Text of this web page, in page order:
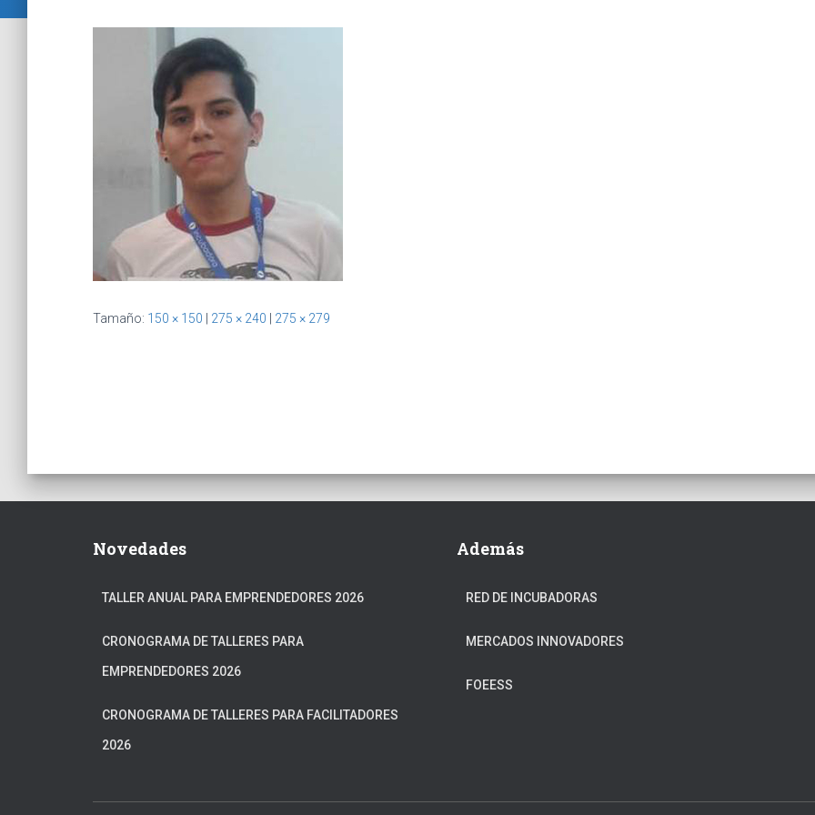
Tamaño: 150 × 150 275 × 240 275 × 279
Novedades
TALLER ANUAL PARA EMPRENDEDORES 2026
CRONOGRAMA DE TALLERES PARA
EMPRENDEDORES 2026
CRONOGRAMA DE TALLERES PARA FACILITADORES
2026
Además
RED DE INCUBADORAS
MERCADOS INNOVADORES
FOEESS